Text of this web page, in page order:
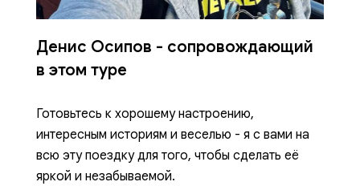
Денис Осипов - сопровождающий
в этом туре
Готовьтесь к хорошему настроению,
интересным историям и веселью - я с вами на
всю эту поездку для того, чтобы сделать её
яркой и незабываемой.